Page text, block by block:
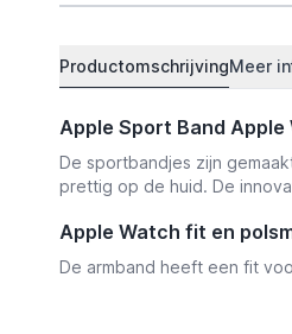
ProductomschrijvingMeer
Apple Sport Band Apple
De sportbandjes zijn
prettig op de huid. De
Apple Watch fit en
De armband heeft een fit